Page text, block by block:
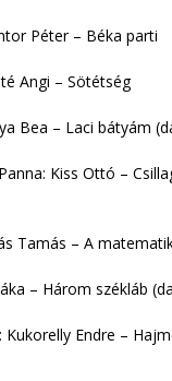
Péter – Béka parti
Angi – Sötétség
Bea – Laci bátyám
Kiss Ottó –
Tamás – A
– Három székláb
Kukorelly Endre –